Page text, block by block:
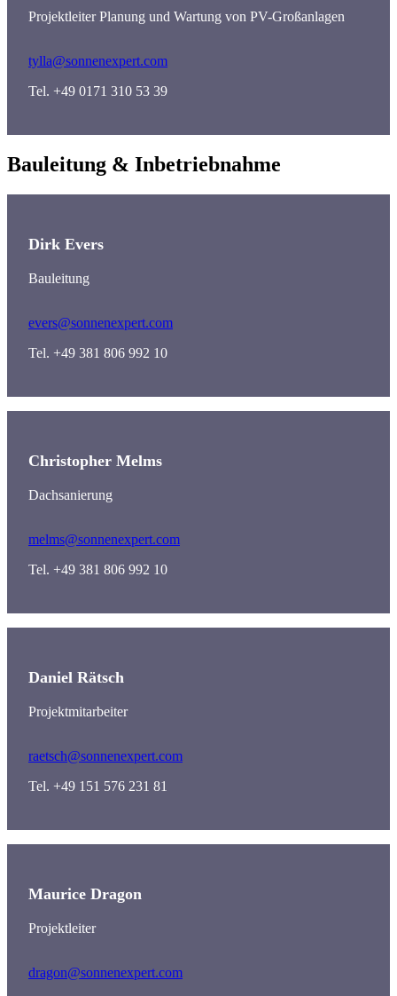
Projektleiter Planung und Wartung von PV-Großanlagen
tylla@sonnenexpert.com
Tel. +49 0171 310 53 39
Bauleitung & Inbetriebnahme
Dirk Evers
Bauleitung
evers@sonnenexpert.com
Tel. +49 381 806 992 10
Christopher Melms
Dachsanierung
melms@sonnenexpert.com
Tel. +49 381 806 992 10
Daniel Rätsch
Projektmitarbeiter
raetsch@sonnenexpert.com
Tel. +49 151 576 231 81
Maurice Dragon
Projektleiter
dragon@sonnenexpert.com